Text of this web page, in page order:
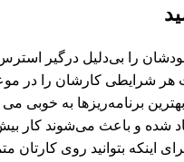
را بی‌دلیل درگیر
هر شرایطی کارشان را در
برنامه‌ریزها به خوبی می
شده و باعث می‌شوند کار
اینکه بتوانید روی کارتان